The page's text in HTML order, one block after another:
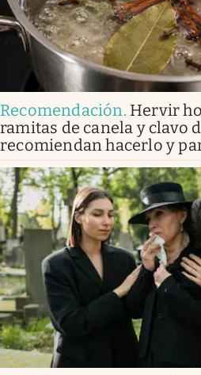
Recomendación. Hervir
ramitas de canela y clavo
recomiendan hacerlo y